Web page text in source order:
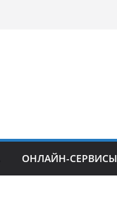
ОНЛАЙН-СЕРВИСЫ